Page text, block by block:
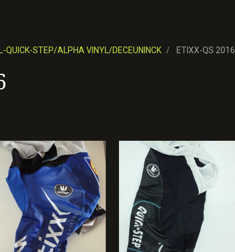
QUICK-STEP/ALPHA VINYL/DECEUNINCK ETIXX-QS 2016